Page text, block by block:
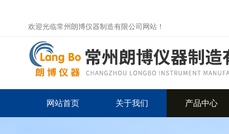
欢迎光临常州朗博仪器制造有限公司网站！
网站首页 关于我们 产品中心